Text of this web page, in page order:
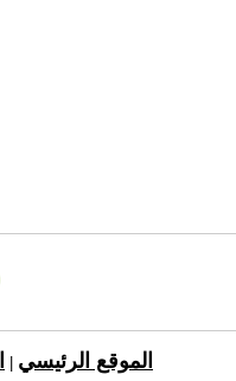
الموقع الرئيسي